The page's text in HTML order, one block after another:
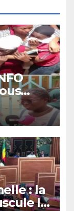
un
: la
le